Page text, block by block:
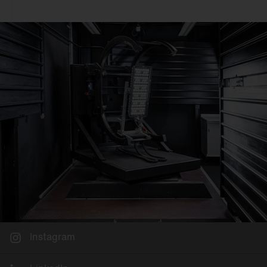
An 3~Stromschiene
Pendelmontage
Wandanbau
Schienenmontage
Stehleuchte
Tischmontage
Systemdecke
Möbelein-/-anbau
Mastaufsatz
Mastansatz
Poller & Stelen
Einzelhandel
Industrie & Logistik
Fassade
Sport & Event
Stadt
Instagram